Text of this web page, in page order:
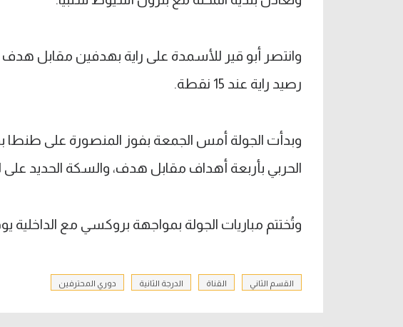
رصيد راية عند 15 نقطة.
وبدأت الجولة أمس الجمعة بفوز المنصورة على طنطا
الحربي بأربعة أهداف مقابل هدف، والسكة الحديد
وتُختتم مباريات الجولة بمواجهة بروكسي مع الداخلية يوم 12 يناير
القسم الثاني القناة الدرجة الثانية دوري المحترفين